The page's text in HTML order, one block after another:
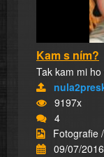
Kam s ním?
Tak kam mi
9197x
4
Fotografie
09/07/2016